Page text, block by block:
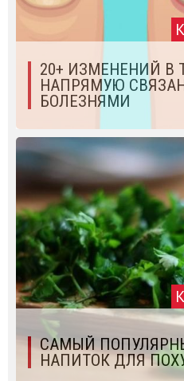
20+ ИЗМЕНЕНИЙ В
НАПРЯМУЮ
БОЛЕЗНЯМИ
САМЫЙ
НАПИТОК ДЛЯ